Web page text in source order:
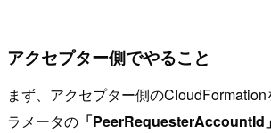
アクセプター側でやること
まず、アクセプター側の
ラメータの 「PeerRequesterAccountId」